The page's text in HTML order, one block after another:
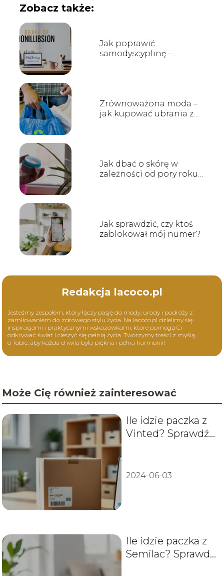
Zobacz także:
Jak poprawić
samodyscyplinę –
Zrównoważona moda –
jak kupować ubrania z
Jak dbać o skórę w
zależności od pory roku –
Jak sprawdzić, czy ktoś
zablokował mój numer?
Redakcja lacoco.pl
Jesteśmy zespołem, który łączy pasję do mody, urody i podróży z
zamiłowaniem do zdrowego stylu życia. Na lacoco.pl dzielimy się
inspiracjami i praktycznymi wskazówkami, które pomogą Ci
odkrywać świat i cieszyć się pełnią życia. Tworzymy treści z myślą
o Tobie, aby każda chwila była piękna i pełna harmonii!
Może Cię również zainteresować
Ile idzie paczka z
Vinted? Sprawdź
2024-06-03
Ile idzie paczka z
Semilac? Sprawdź